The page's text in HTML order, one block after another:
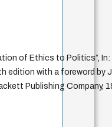
of Ethics to Politics”, In:
edition with a foreword by
Publishing Company,